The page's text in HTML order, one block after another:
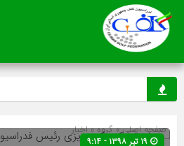
صفحه اصلی» گروه »اخبار